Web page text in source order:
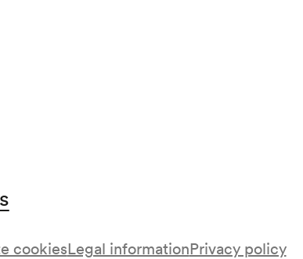
cookiesLegal informationPrivacy policy